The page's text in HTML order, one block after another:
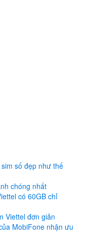
số đẹp như thế
chóng nhất
có 60GB chỉ
Viettel đơn giản
MobiFone nhận ưu